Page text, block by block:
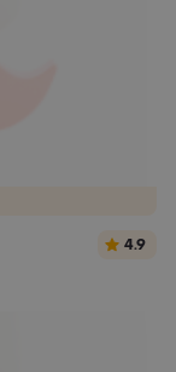
4.9